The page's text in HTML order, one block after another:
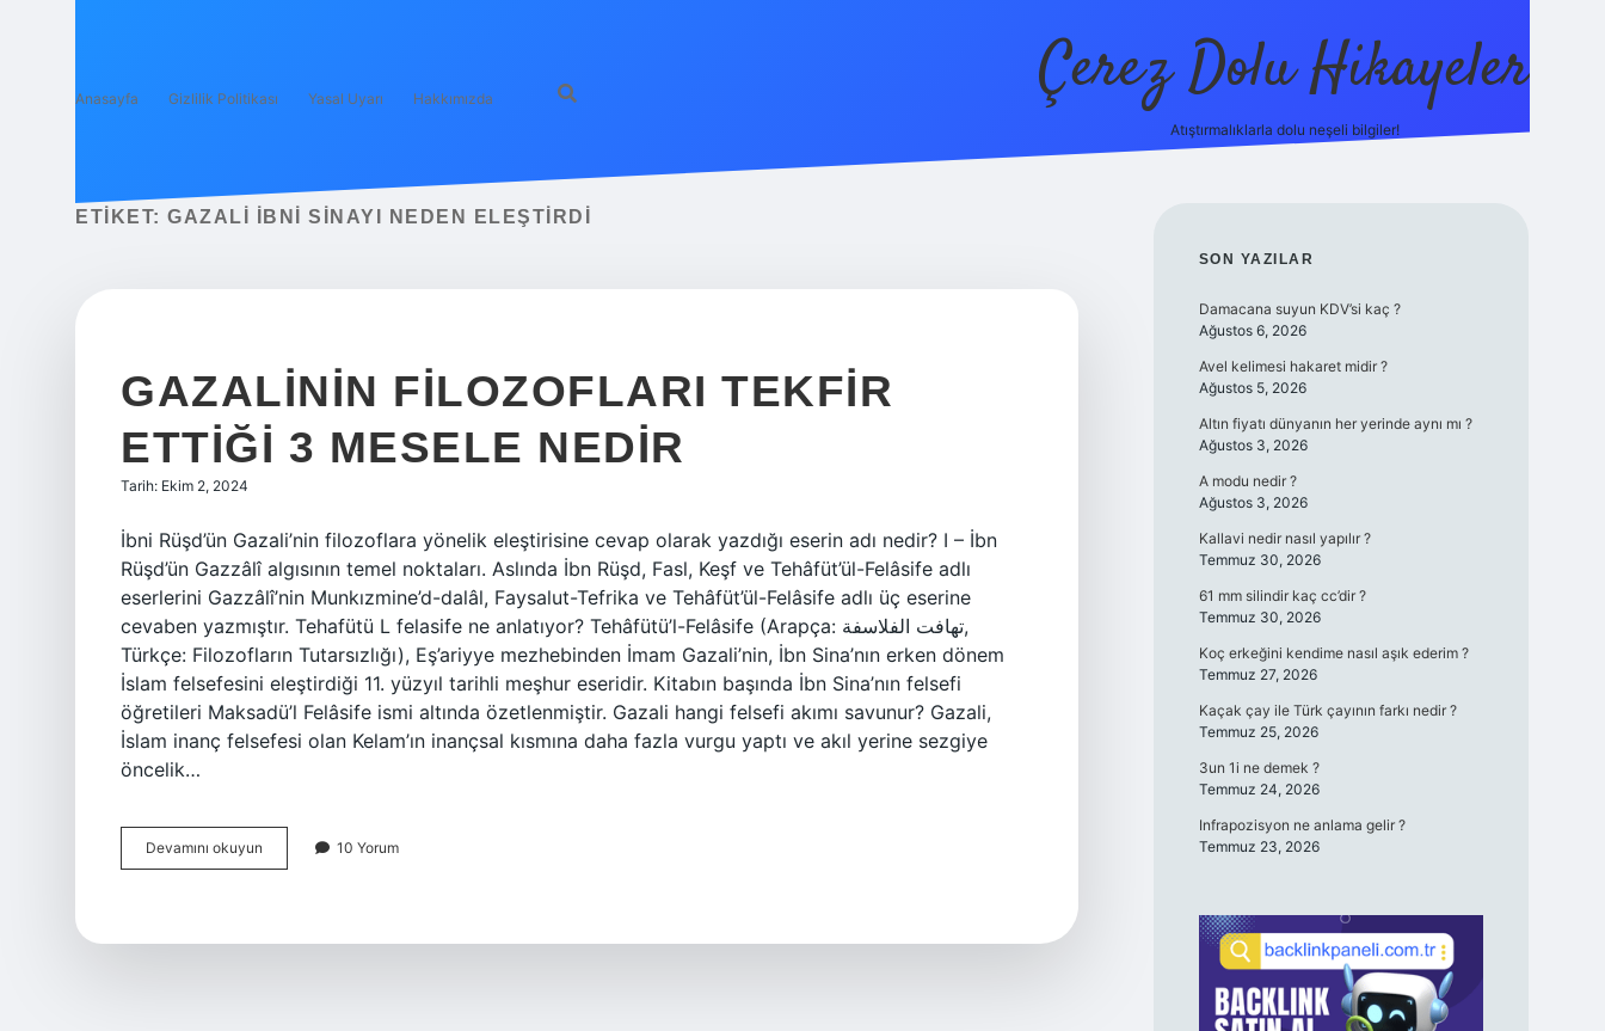
Anasayfa Gizlilik Politikası Yasal Uyarı Hakkımızda Çerez Dolu Hikayeler
Atıştırmalıklarla dolu neşeli bilgiler!
ETIKET: GAZALI İBNI SINAYI NEDEN ELEŞTIRDI
GAZALININ FILOZOFLARI TEKFIR
ETTIĞI 3 MESELE NEDIR
Tarih: Ekim 2, 2024
İbni Rüşd’ün Gazali’nin filozoflara yönelik eleştirisine cevap olarak yazdığı eserin adı nedir? I – İbn
Rüşd’ün Gazzâlî algısının temel noktaları. Aslında İbn Rüşd, Fasl, Keşf ve Tehâfüt’ül-Felâsife adlı
eserlerini Gazzâlî’nin Munkızmine’d-dalâl, Faysalut-Tefrika ve Tehâfüt’ül-Felâsife adlı üç eserine
cevaben yazmıştır. Tehafütü L felasife ne anlatıyor? Tehâfütü’l-Felâsife (Arapça: تهافت الفلاسفة,
Türkçe: Filozofların Tutarsızlığı), Eş’ariyye mezhebinden İmam Gazali’nin, İbn Sina’nın erken dönem
İslam felsefesini eleştirdiği 11. yüzyıl tarihli meşhur eseridir. Kitabın başında İbn Sina’nın felsefi
öğretileri Maksadü’l Felâsife ismi altında özetlenmiştir. Gazali hangi felsefi akımı savunur? Gazali,
İslam inanç felsefesi olan Kelam’ın inançsal kısmına daha fazla vurgu yaptı ve akıl yerine sezgiye
öncelik…
Devamını okuyun Gazalinin
Filozofları
10 Yorum
SIDEBAR
SON YAZILAR
Damacana suyun KDV’si kaç ?
Ağustos 6, 2026
Avel kelimesi hakaret midir ?
Ağustos 5, 2026
Altın fiyatı dünyanın her yerinde aynı mı ?
Ağustos 3, 2026
A modu nedir ?
Ağustos 3, 2026
Kallavi nedir nasıl yapılır ?
Temmuz 30, 2026
61 mm silindir kaç cc’dir ?
Temmuz 30, 2026
Koç erkeğini kendime nasıl aşık ederim ?
Temmuz 27, 2026
Kaçak çay ile Türk çayının farkı nedir ?
Temmuz 25, 2026
3un 1i ne demek ?
Temmuz 24, 2026
Infrapozisyon ne anlama gelir ?
Temmuz 23, 2026